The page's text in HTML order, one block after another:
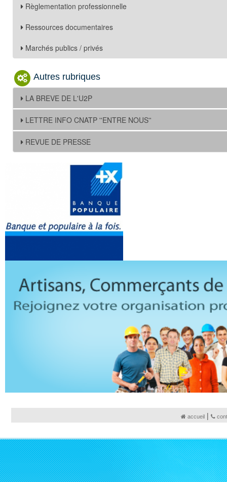
Règlementation professionnelle
Ressources documentaires
Marchés publics / privés
Autres rubriques
LA BREVE DE L'U2P
LETTRE INFO CNATP ''ENTRE NOUS''
REVUE DE PRESSE
accueil|